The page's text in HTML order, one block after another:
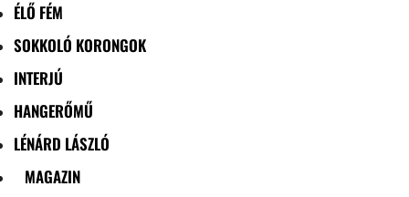
ÉLŐ FÉM
SOKKOLÓ KORONGOK
INTERJÚ
HANGERŐMŰ
LÉNÁRD LÁSZLÓ
MAGAZIN